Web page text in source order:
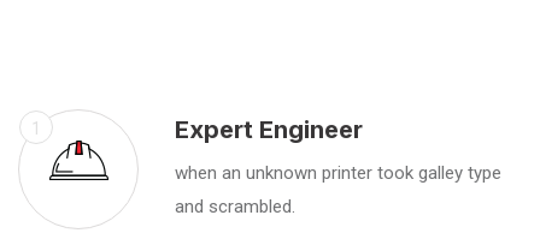
1 Expert Engineer
when an unknown printer took galley type
and scrambled.